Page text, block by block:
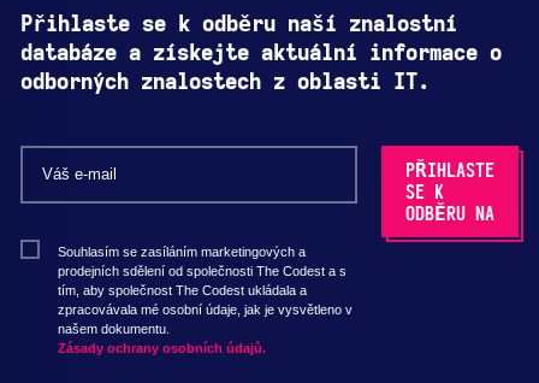
Přihlaste se k odběru naší znalostní
databáze a získejte aktuální informace o
odborných znalostech z oblasti IT.
Souhlasím se zasíláním marketingových a
prodejních sdělení od společnosti The Codest a s
tím, aby společnost The Codest ukládala a
zpracovávala mé osobní údaje, jak je vysvětleno v
našem dokumentu.
Zásady ochrany osobních údajů.